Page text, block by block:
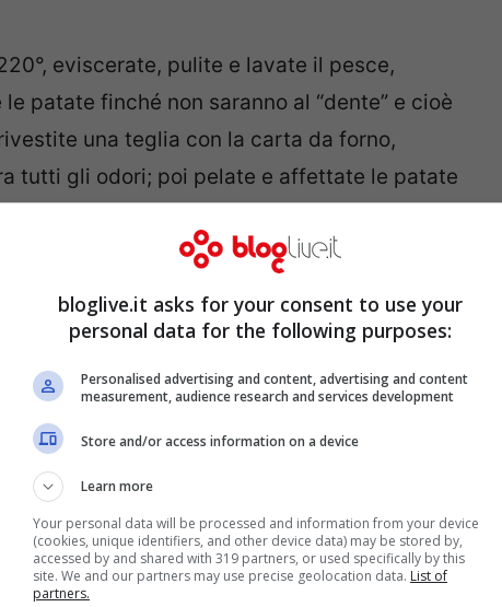
eviscerate, pulite e lavate il pesce,
patate finché non saranno al “dente” e cioè
una teglia con la carta da forno,
tutti gli odori; poi pelate e affettate le patate
e ungete di nuovo. Adagiatevi sopra il
di cognac e, dopo aver coperto il tutto
a cottura abbassando la temperatura del
bloglive.it asks for your consent to use your
personal data for the following purposes:
Personalised advertising and content, advertising and content
measurement, audience research and services development
Store and/or access information on a device
Learn more
Your personal data will be processed and information from your device
(cookies, unique identifiers, and other device data) may be stored by,
accessed by and shared with 319 partners, or used specifically by this
site. We and our partners may use precise geolocation data. List of
partners.